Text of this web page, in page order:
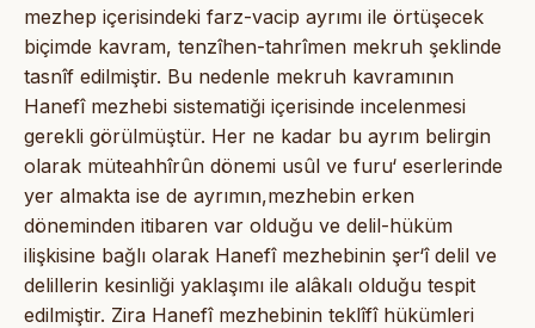
mezhep içerisindeki farz-vacip ayrımı ile örtüşecek
biçimde kavram, tenzîhen-tahrîmen mekruh şeklinde
tasnîf edilmiştir. Bu nedenle mekruh kavramının
Hanefî mezhebi sistematiği içerisinde incelenmesi
gerekli görülmüştür. Her ne kadar bu ayrım belirgin
olarak müteahhîrûn dönemi usûl ve furu‘ eserlerinde
yer almakta ise de ayrımın,mezhebin erken
döneminden itibaren var olduğu ve delil-hüküm
ilişkisine bağlı olarak Hanefî mezhebinin şer‘î delil ve
delillerin kesinliği yaklaşımı ile alâkalı olduğu tespit
edilmiştir. Zira Hanefî mezhebinin teklîfî hükümleri